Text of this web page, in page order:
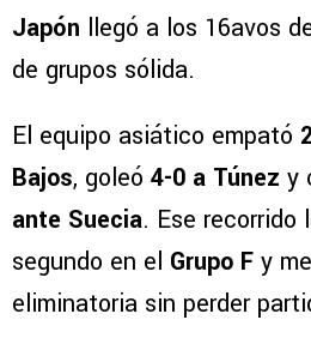
Japón llegó a los 16avos
de grupos sólida.
El equipo asiático empató
Bajos, goleó 4-0 a Túnez y
ante Suecia. Ese recorrido
segundo en el Grupo F y
eliminatoria sin perder